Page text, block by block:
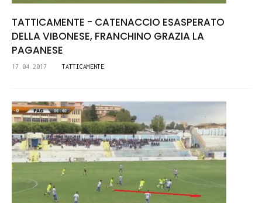
TATTICAMENTE - CATENACCIO ESASPERATO
DELLA VIBONESE, FRANCHINO GRAZIA LA
PAGANESE
17.04.2017 TATTICAMENTE